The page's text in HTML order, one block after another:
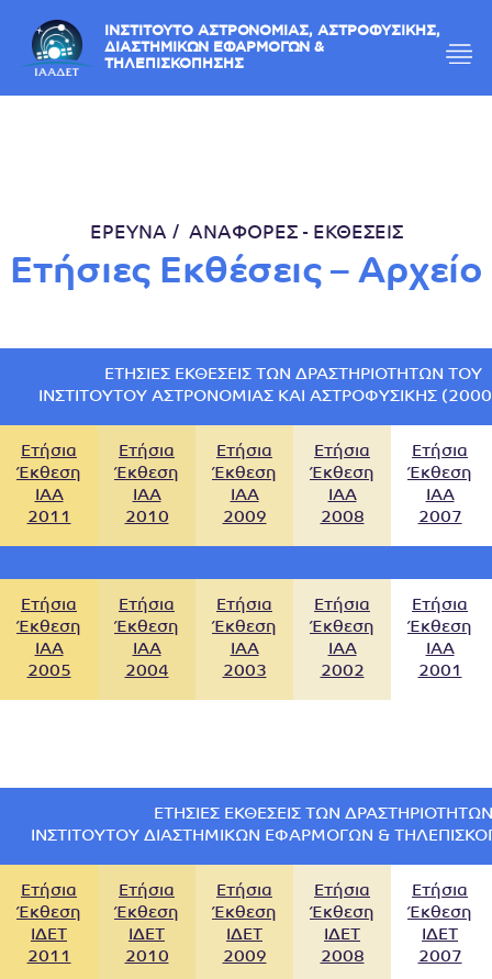
ΙΝΣΤΙΤΟΥΤΟ ΑΣΤΡΟΝΟΜΙΑΣ, ΑΣΤΡΟΦΥΣΙΚΗΣ,
ΔΙΑΣΤΗΜΙΚΩΝ ΕΦΑΡΜΟΓΩΝ &
ΤΗΛΕΠΙΣΚΟΠΗΣΗΣ
ΕΡΕΥΝΑ ΑΝΑΦΟΡΕΣ - ΕΚΘΕΣΕΙΣ
Ετήσιες Εκθέσεις – Αρχείο
ΕΤΉΣΙΕΣ ΕΚΘΈΣΕΙΣ ΤΩΝ ΔΡΑΣΤΗΡΙΟΤΉΤΩΝ ΤΟΥ
ΙΝΣΤΙΤΟΎΤΟΥ ΑΣΤΡΟΝΟΜΊΑΣ ΚΑΙ ΑΣΤΡΟΦΥΣΙΚΉΣ
Ετήσια
Έκθεση
IAA
2011
Ετήσια
Έκθεση
IAA
2010
Ετήσια
Έκθεση
IAA
2009
Ετήσια
Έκθεση
IAA
2008
Ετήσια
Έκθεση
IAA
2007
Ετήσια
Έκθεση
IAA
2005
Ετήσια
Έκθεση
IAA
2004
Ετήσια
Έκθεση
IAA
2003
Ετήσια
Έκθεση
IAA
2002
Ετήσια
Έκθεση
IAA
2001
ΕΤΉΣΙΕΣ ΕΚΘΈΣΕΙΣ ΤΩΝ
ΙΝΣΤΙΤΟΎΤΟΥ ΔΙΑΣΤΗΜΙΚΏΝ ΕΦΑΡΜΟΓΏΝ &
Ετήσια
Έκθεση
IΔΕΤ
2011
Ετήσια
Έκθεση
ΙΔΕΤ
2010
Ετήσια
Έκθεση
ΙΔΕΤ
2009
Ετήσια
Έκθεση
ΙΔΕΤ
2008
Ετήσια
Έκθεση
ΙΔΕΤ
2007